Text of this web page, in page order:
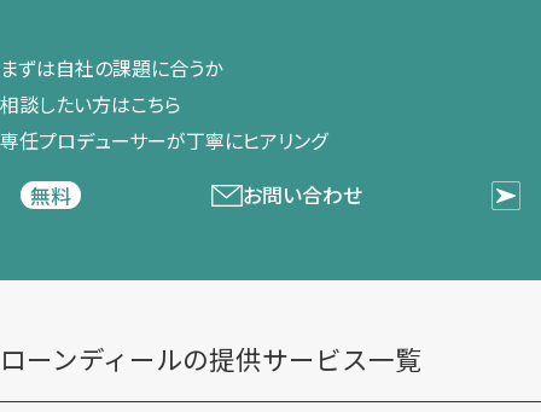
まずは​自社の​課題に​合うか​
相談したい方は​こちら
専任プロデューサーが​丁寧に​ヒアリング
無料
お問い合わせ
ローンディールの​提供サービス一覧